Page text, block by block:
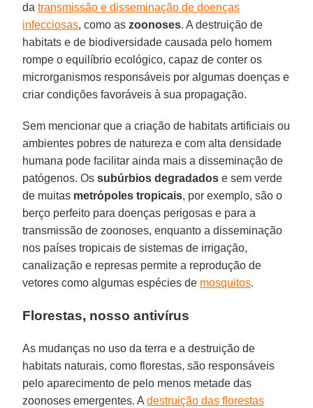
datransmissão e disseminação de doenças
infecciosas, como aszoonoses. A destruição de
habitats e de biodiversidade causada pelo homem
rompe o equilíbrio ecológico, capaz de conter os
microrganismos responsáveis por algumas doenças e
criar condições favoráveis à sua propagação.
Sem mencionar que a criação de habitats artificiais ou
ambientes pobres de natureza e com alta densidade
humana pode facilitar ainda mais a disseminação de
patógenos. Ossubúrbios degradados e sem verde
de muitas metrópoles tropicais, por exemplo, são o
berço perfeito para doenças perigosas e para a
transmissão de zoonoses, enquanto a disseminação
nos países tropicais de sistemas de irrigação,
canalização e represas permite a reprodução de
vetores como algumas espécies de mosquitos.
Florestas, nosso antivírus
As mudanças no uso da terra e a destruição de
habitats naturais, como florestas, são responsáveis
pelo aparecimento de pelo menos metade das
zoonoses emergentes. Adestruição das florestas